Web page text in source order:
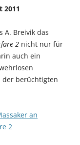
2011
A. Breivik das
2 nicht nur für
auch ein
der berüchtigten
an
2